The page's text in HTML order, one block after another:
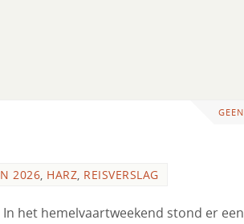
2026, HARZ, REISVERSLAG
In het hemelvaartweekend stond er